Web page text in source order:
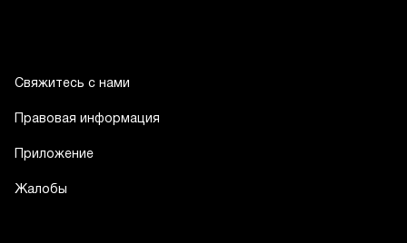
Свяжитесь с нами
Правовая информация
Приложение
Жалобы